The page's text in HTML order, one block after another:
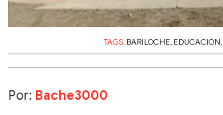
TAGS: BARILOCHE, EDUCACIÓN,
Por: Bache3000